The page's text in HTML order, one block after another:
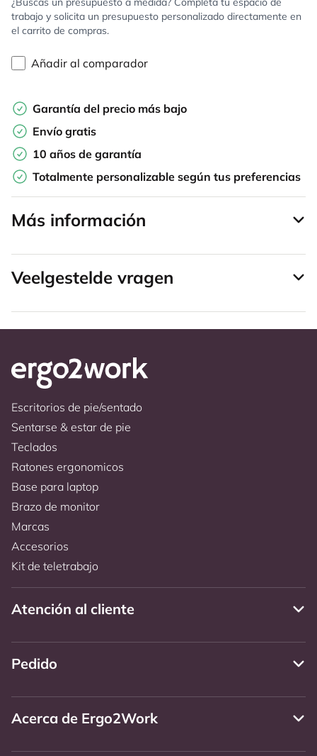
trabajo y solicita un presupuesto personalizado directamente en
el carrito de compras.
Añadir al comparador
Garantía del precio más bajo
Envío gratis
10 años de garantía
Totalmente personalizable según tus preferencias
Más información
Veelgestelde vragen
Escritorios de pie/sentado
Sentarse & estar de pie
Teclados
Ratones ergonomicos
Base para laptop
Brazo de monitor
Marcas
Accesorios
Kit de teletrabajo
Atención al cliente
Pedido
Acerca de Ergo2Work